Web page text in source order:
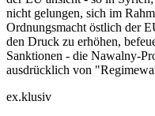
nicht gelungen, sich im
Ordnungsmacht östlich der
den Druck zu erhöhen,
Sanktionen - die Nawalny-
ausdrücklich von
ex.klusiv